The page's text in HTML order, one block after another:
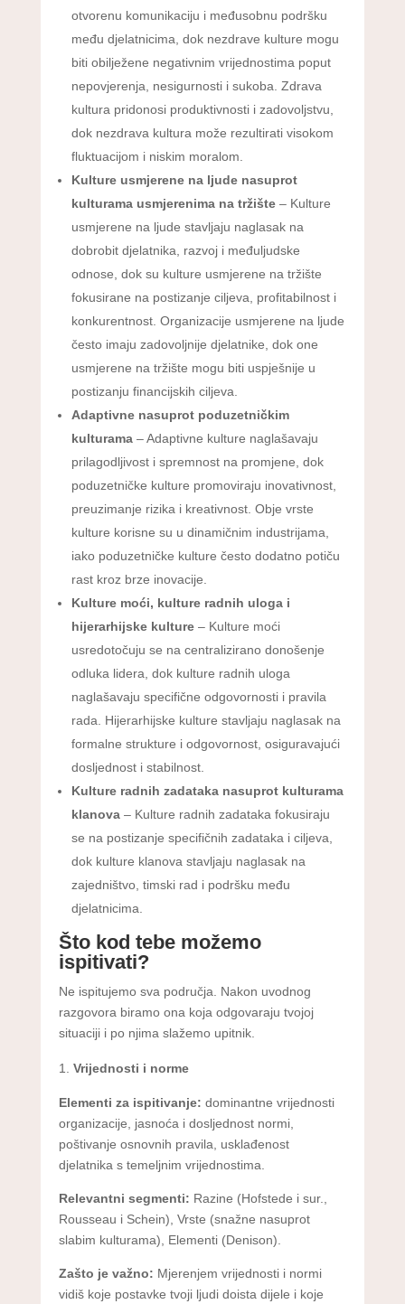
otvorenu komunikaciju i međusobnu podršku
među djelatnicima, dok nezdrave kulture mogu
biti obilježene negativnim vrijednostima poput
nepovjerenja, nesigurnosti i sukoba. Zdrava
kultura pridonosi produktivnosti i zadovoljstvu,
dok nezdrava kultura može rezultirati visokom
fluktuacijom i niskim moralom.
Kulture usmjerene na ljude nasuprot
kulturama usmjerenima na tržište– Kulture
usmjerene na ljude stavljaju naglasak na
dobrobit djelatnika, razvoj i međuljudske
odnose, dok su kulture usmjerene na tržište
fokusirane na postizanje ciljeva, profitabilnost i
konkurentnost. Organizacije usmjerene na ljude
često imaju zadovoljnije djelatnike, dok one
usmjerene na tržište mogu biti uspješnije u
postizanju financijskih ciljeva.
Adaptivne nasuprot poduzetničkim
kulturama– Adaptivne kulture naglašavaju
prilagodljivost i spremnost na promjene, dok
poduzetničke kulture promoviraju inovativnost,
preuzimanje rizika i kreativnost. Obje vrste
kulture korisne su u dinamičnim industrijama,
iako poduzetničke kulture često dodatno potiču
rast kroz brze inovacije.
Kulture moći, kulture radnih uloga i
hijerarhijske kulture– Kulture moći
usredotočuju se na centralizirano donošenje
odluka lidera, dok kulture radnih uloga
naglašavaju specifične odgovornosti i pravila
rada. Hijerarhijske kulture stavljaju naglasak na
formalne strukture i odgovornost, osiguravajući
dosljednost i stabilnost.
Kulture radnih zadataka nasuprot kulturama
klanova– Kulture radnih zadataka fokusiraju
se na postizanje specifičnih zadataka i ciljeva,
dok kulture klanova stavljaju naglasak na
zajedništvo, timski rad i podršku među
djelatnicima.
Što kod tebe možemo
ispitivati?
Ne ispitujemo sva područja. Nakon uvodnog
razgovora biramo ona koja odgovaraju tvojoj
situaciji i po njima slažemo upitnik.
Vrijednosti i norme
Elementi za ispitivanje: dominantne vrijednosti
organizacije, jasnoća i dosljednost normi,
poštivanje osnovnih pravila, usklađenost
djelatnika s temeljnim vrijednostima.
Relevantni segmenti: Razine (Hofstede i sur.,
Rousseau i Schein), Vrste (snažne nasuprot
slabim kulturama), Elementi (Denison).
Zašto je važno: Mjerenjem vrijednosti i normi
vidiš koje postavke tvoji ljudi doista dijele i koje